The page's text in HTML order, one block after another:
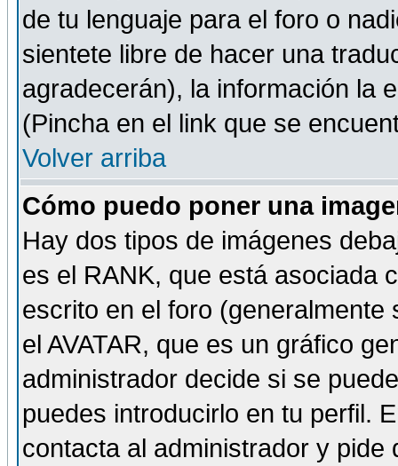
de tu lenguaje para el foro o
sientete libre de hacer una
agradecerán), la información la
(Pincha en el link que se
Volver arriba
Cómo puedo poner una
Hay dos tipos de imágenes
es el RANK, que está asociada
escrito en el foro
el AVATAR, que es un gráfico
administrador decide si se
puedes introducirlo en tu perfil.
contacta al administrador y